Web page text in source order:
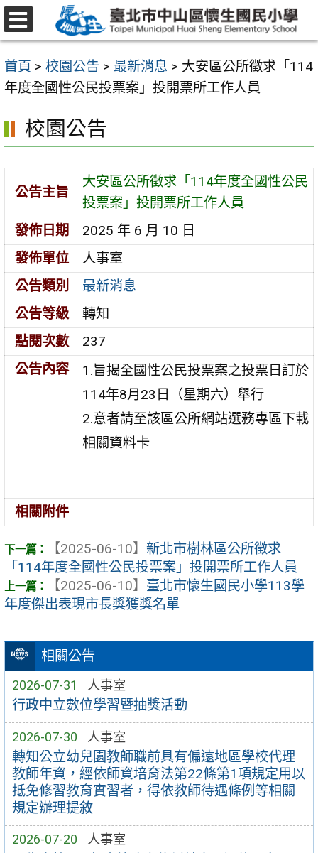
跳
至
要
內
區
首頁 > 校園公告 > 最新消息 > 大安區公所徵求「114
年度全國性公民投票案」投開票所工作人員
相關公告
2026-07-31 人事室
行政中立數位學習暨抽獎活動
2026-07-30 人事室
轉知公立幼兒園教師職前具有偏遠地區學校代理
教師年資，經依師資培育法第22條第1項規定用以
抵免修習教育實習者，得依教師待遇條例等相關
規定辦理提敘
2026-07-20 人事室
校園公告
公告主旨
大安區公所徵求「114年度全國性公民
投票案」投開票所工作人員
發佈日期
2025 年 6 月 10 日
發佈單位
人事室
公告類別
最新消息
公告等級
轉知
點閱次數
237
公告內容
1.旨揭全國性公民投票案之投票日訂於
114年8月23日（星期六）舉行
2.意者請至該區公所網站選務專區下載
相關資料卡
相關附件
【2025-06-10】 新北市樹林區公所徵求
「114年度全國性公民投票案」投開票所工作人員
【2025-06-10】 臺北市懷生國民小學113學
年度傑出表現市長獎獲獎名單
選
單